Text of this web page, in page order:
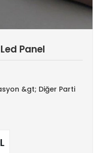
Panel
&gt; Diğer Parti